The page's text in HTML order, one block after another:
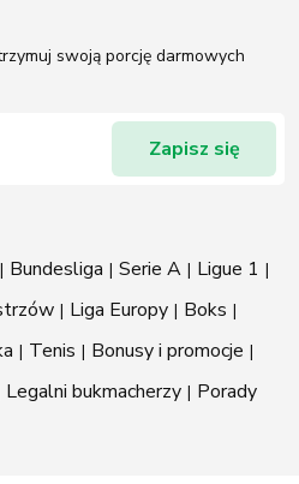
swoją porcję darmowych
Bundesliga Serie A
Ligue 1
Liga Europy
Boks
Tenis
Bonusy i promocje
Legalni bukmacherzy Porady